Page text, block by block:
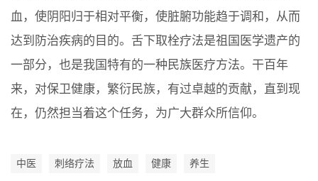
血，使阴阳归于相对平衡，使脏腑功能趋于调和，从而
达到防治疾病的目的。舌下取栓疗法是祖国医学遗产的
一部分，也是我国特有的一种民族医疗方法。干百年
来，对保卫健康，繁衍民族，有过卓越的贡献，直到现
在，仍然担当着这个任务，为广大群众所信仰。
中医 刺络疗法 放血 健康 养生